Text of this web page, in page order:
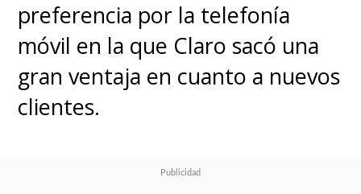
preferencia por la telefonía
móvil en la que Claro sacó una
gran ventaja en cuanto a nuevos
clientes.